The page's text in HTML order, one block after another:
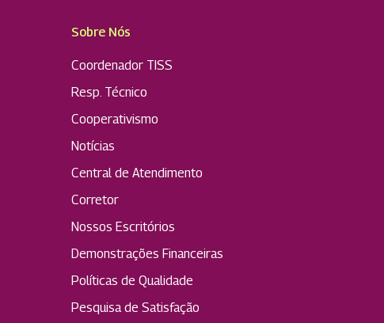
Sobre Nós
Coordenador TISS
Resp. Técnico
Cooperativismo
Notícias
Central de Atendimento
Corretor
Nossos Escritórios
Demonstrações Financeiras
Políticas de Qualidade
Pesquisa de Satisfação